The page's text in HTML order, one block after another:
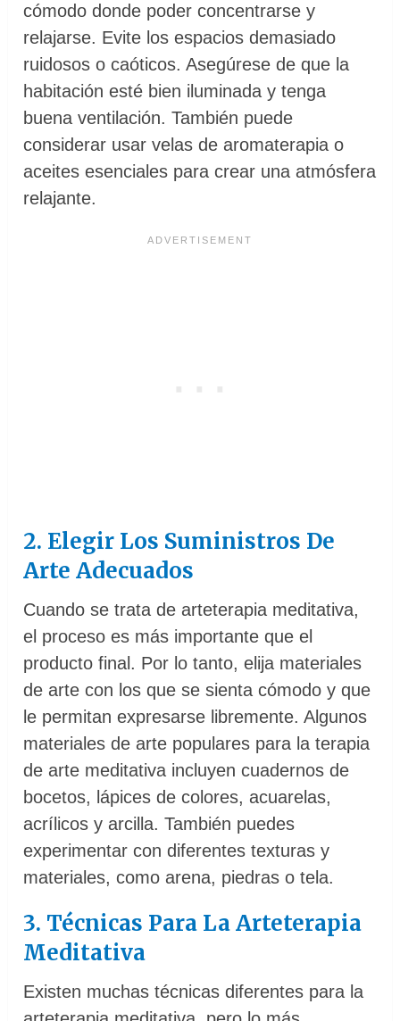
cómodo donde poder concentrarse y
relajarse. Evite los espacios demasiado
ruidosos o caóticos. Asegúrese de que la
habitación esté bien iluminada y tenga
buena ventilación. También puede
considerar usar velas de aromaterapia o
aceites esenciales para crear una atmósfera
relajante.
2. Elegir Los Suministros De
Arte Adecuados
Cuando se trata de arteterapia meditativa,
el proceso es más importante que el
producto final. Por lo tanto, elija materiales
de arte con los que se sienta cómodo y que
le permitan expresarse libremente. Algunos
materiales de arte populares para la terapia
de arte meditativa incluyen cuadernos de
bocetos, lápices de colores, acuarelas,
acrílicos y arcilla. También puedes
experimentar con diferentes texturas y
materiales, como arena, piedras o tela.
3. Técnicas Para La Arteterapia
Meditativa
Existen muchas técnicas diferentes para la